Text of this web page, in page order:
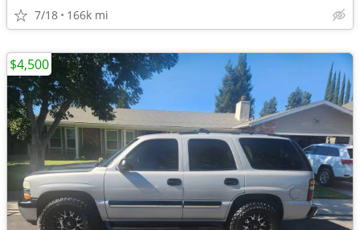
7/18 166k mi
$4,500